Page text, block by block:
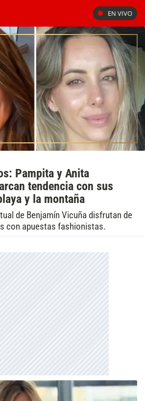
EN VIVO
Pampita y Anita
tendencia con sus
y la montaña
de Benjamín Vicuña disfrutan de
con apuestas fashionistas.